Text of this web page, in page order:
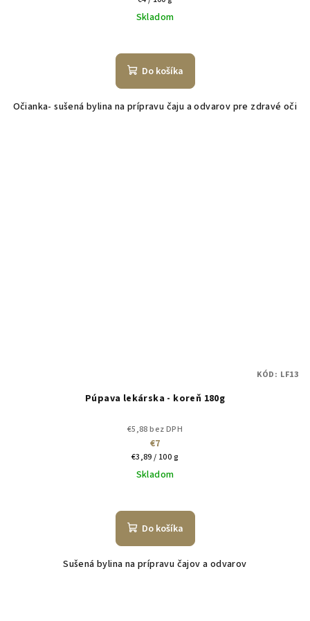
cena:
Skladom
Do košíka
Očianka- sušená bylina na prípravu čaju a odvarov pre zdravé oči
Púpava lekárska - koreň 180g
€5,88 bez DPH
€7
Jednotková
cena:
€3,89 / 100 g
Skladom
Do košíka
Sušená bylina na prípravu čajov a odvarov
KÓD: LF13